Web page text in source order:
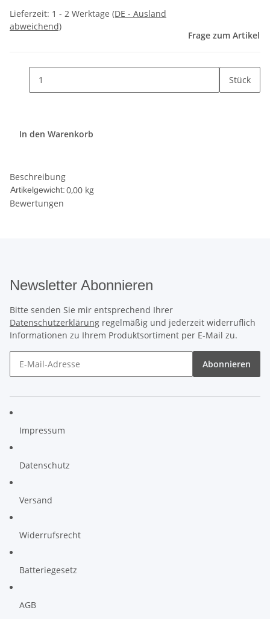
Lieferzeit: 1 - 2 Werktage (DE - Ausland
abweichend)
Frage zum Artikel
Stück
In den Warenkorb
Beschreibung
Artikelgewicht:0,00 kg
Bewertungen
Newsletter Abonnieren
Bitte senden Sie mir entsprechend Ihrer
Datenschutzerklärung regelmäßig und jederzeit widerruflich
Informationen zu Ihrem Produktsortiment per E-Mail zu.
Abonnieren
Impressum
Datenschutz
Versand
Widerrufsrecht
Batteriegesetz
AGB